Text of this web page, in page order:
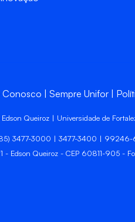
Conosco Sempre Unifor
Queiroz | Universidade de
3477-3000 | 3477-3400 | 99246-
- Edson Queiroz - CEP 60811-905 -